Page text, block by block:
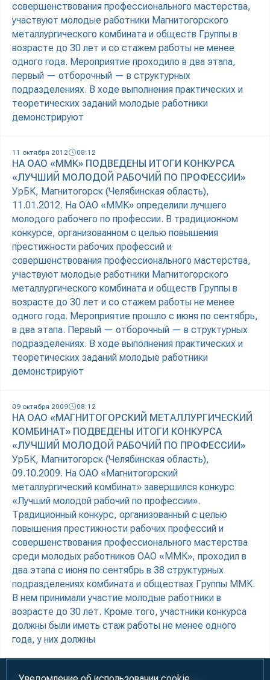
совершенствования профессионального мастерства,
участвуют молодые работники Магнитогорского
металлургического комбината и обществ Группы в
возрасте до 30 лет и со стажем работы не менее
одного года. Мероприятие проходило в два этапа,
первый — отборочный — в структурных
подразделениях. В ходе выполнения практических и
теоретических заданий молодые работники
демонстрируют
11 октября 2012 08:12
НА ОАО «ММК» ПОДВЕДЕНЫ ИТОГИ КОНКУРСА
«ЛУЧШИЙ МОЛОДОЙ РАБОЧИЙ ПО ПРОФЕССИИ»
УрБК, Магнитогорск (Челябинская область),
11.01.2012. На ОАО «ММК» определили лучшего
молодого рабочего по профессии. В традиционном
конкурсе, организованном с целью повышения
престижности рабочих профессий и
совершенствования профессионального мастерства,
участвуют молодые работники Магнитогорского
металлургического комбината и обществ Группы в
возрасте до 30 лет и со стажем работы не менее
одного года. Мероприятие прошло с июня по сентябрь,
в два этапа. Первый — отборочный — в структурных
подразделениях. В ходе выполнения практических и
теоретических заданий молодые работники
демонстрируют
09 октября 2009 08:12
НА ОАО «МАГНИТОГОРСКИЙ МЕТАЛЛУРГИЧЕСКИЙ
КОМБИНАТ» ПОДВЕДЕНЫ ИТОГИ КОНКУРСА
«ЛУЧШИЙ МОЛОДОЙ РАБОЧИЙ ПО ПРОФЕССИИ»
УрБК, Магнитогорск (Челябинская область),
09.10.2009. На ОАО «Магнитогорский
металлургический комбинат» завершился конкурс
«Лучший молодой рабочий по профессии».
Традиционный конкурс, организованный с целью
повышения престижности рабочих профессий и
совершенствования профессионального мастерства
среди молодых работников ОАО «ММК», проходил в
два этапа с июня по сентябрь в 38 структурных
подразделениях комбината и обществах Группы ММК.
В нем принимали участие молодые работники в
возрасте до 30 лет. Кроме того, участники конкурса
должны были иметь стаж работы не менее одного
года, у них должны